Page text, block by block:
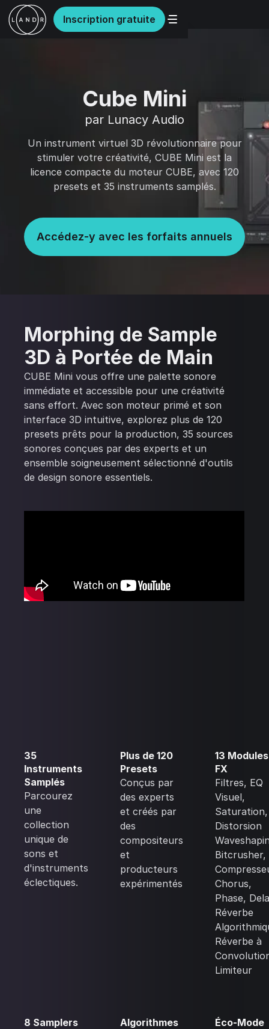
Inscription gratuite
Cube Mini
par Lunacy Audio
Un instrument virtuel 3D révolutionnaire pour
stimuler votre créativité, CUBE Mini est la
licence compacte du moteur CUBE, avec 120
presets et 35 instruments samplés.
Accédez-y avec les forfaits annuels
Morphing de Sample
3D à Portée de Main
CUBE Mini vous offre une palette sonore
immédiate et accessible pour une créativité
sans effort. Avec son moteur primé et son
interface 3D intuitive, explorez plus de 120
presets prêts pour la production, 35 sources
sonores conçues par des experts et un
ensemble soigneusement sélectionné d'outils
de design sonore essentiels.
35
Instruments
Samplés
Parcourez
une
collection
unique de
sons et
d'instruments
éclectiques.
Plus de 120
Presets
Conçus par
des experts
et créés par
des
compositeurs
et
producteurs
expérimentés
13 Modules
FX
Filtres, EQ
Visuel,
Saturation,
Distorsion
Bitcrusher,
Chorus,
Phase,
Réverbe
Réverbe à
Limiteur
8 Samplers
Algorithmes
Éco-Mode